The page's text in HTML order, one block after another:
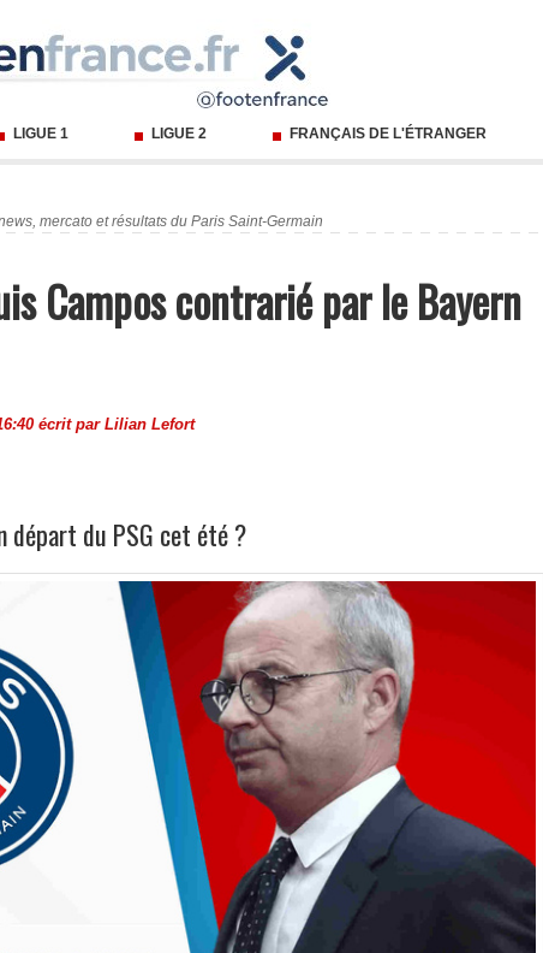
LIGUE 1 LIGUE 2 FRANÇAIS DE L'ÉTRANGER
mercato et résultats du Paris Saint-Germain
Campos contrarié par le Bayern
écrit parLilian Lefort
départ du PSG cet été ?